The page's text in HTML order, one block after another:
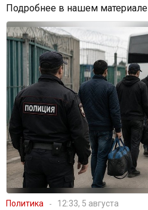
Подробнее в нашем материале
Политика 12:33, 5 августа